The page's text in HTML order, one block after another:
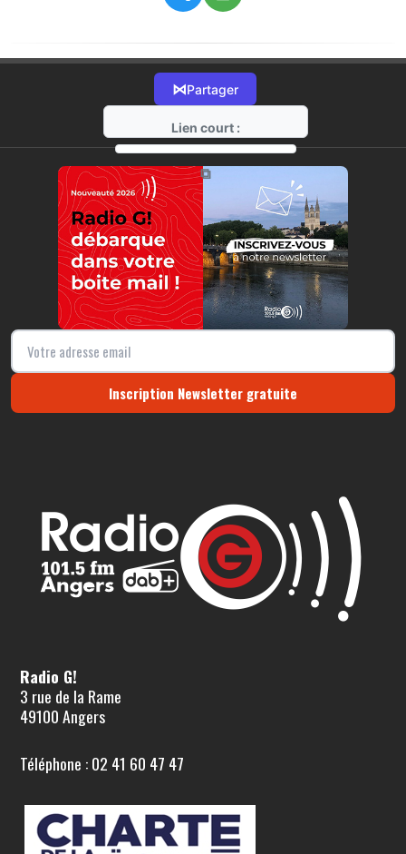
⋈Partager
Lien court :
https://radio-g.fr?17202
⧉
Inscription Newsletter gratuite
Radio G!
3 rue de la Rame
49100 Angers
Téléphone : 02 41 60 47 47